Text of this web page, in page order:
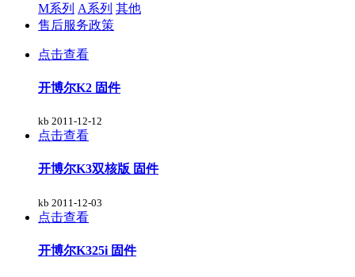
M系列 A系列 其他
售后服务政策
点击查看
开博尔K2 固件
kb 2011-12-12
点击查看
开博尔K3双核版 固件
kb 2011-12-03
点击查看
开博尔K325i 固件